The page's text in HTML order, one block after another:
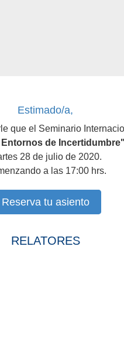
Estimado/a,
que el Seminario
de
28 de julio de 2020.
a las 17:00 hrs.
Reserva tu asiento
RELATORES